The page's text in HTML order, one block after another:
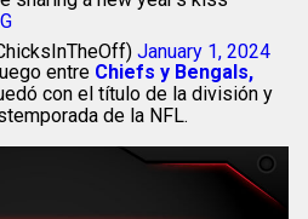
January 1, 2024
entre Chiefs y Bengals,
con el título de la división y
de la NFL.